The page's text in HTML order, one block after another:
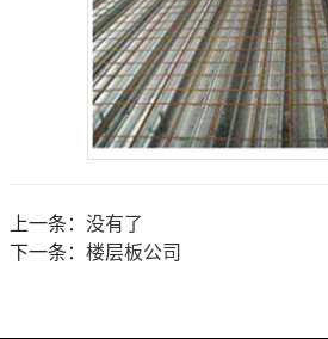
上一条： 没有了
下一条： 楼层板公司